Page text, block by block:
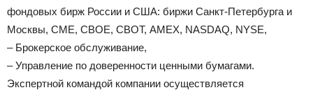
фондовых бирж России и США: биржи Санкт-Петербурга и
Москвы, СМЕ, СВОЕ, СВОТ, AMEX, NASDAQ, NYSE,
– Брокерское обслуживание,
– Управление по доверенности ценными бумагами.
Экспертной командой компании осуществляется